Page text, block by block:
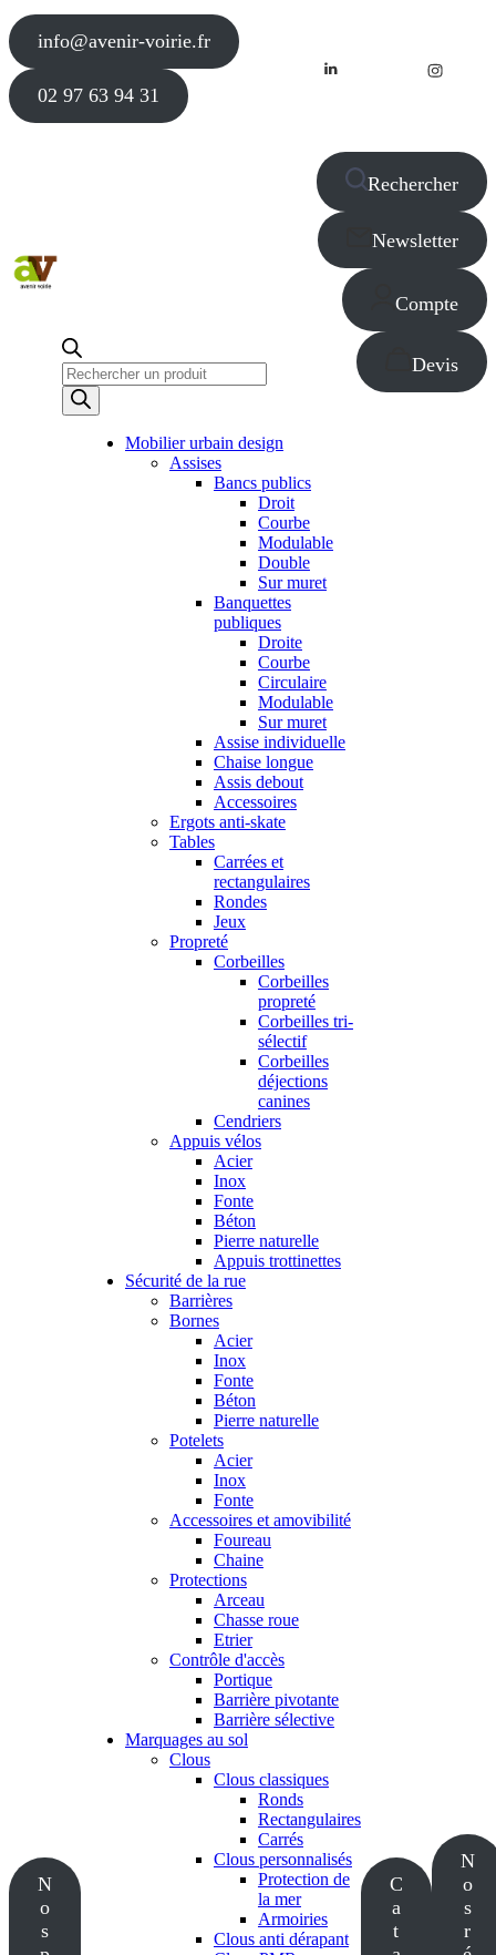
info@avenir-voirie.fr
02 97 63 94 31
Recherche
de
produits
Rechercher
Newsletter
Compte
Devis
N
o
s
Mobilier urbain design
Assises
Bancs publics
Droit
Courbe
Modulable
Double
Sur muret
Banquettes
publiques
Droite
Courbe
Circulaire
Modulable
Sur muret
Assise individuelle
Chaise longue
Assis debout
Accessoires
Ergots anti-skate
Tables
Carrées et
rectangulaires
Rondes
Jeux
Propreté
Corbeilles
Corbeilles
propreté
Corbeilles tri-
sélectif
Corbeilles
déjections
canines
Cendriers
Appuis vélos
Acier
Inox
Fonte
Béton
Pierre naturelle
Appuis trottinettes
Sécurité de la rue
Barrières
Bornes
Acier
Inox
Fonte
Béton
Pierre naturelle
Potelets
Acier
Inox
Fonte
Accessoires et amovibilité
Foureau
Chaine
Protections
Arceau
Chasse roue
Etrier
Contrôle d'accès
Portique
Barrière pivotante
Barrière sélective
Marquages au sol
Clous
Clous classiques
Ronds
Rectangulaires
Carrés
Clous personnalisés
Protection de
la mer
Armoiries
Clous anti dérapant
C
a
t
N
o
s
r